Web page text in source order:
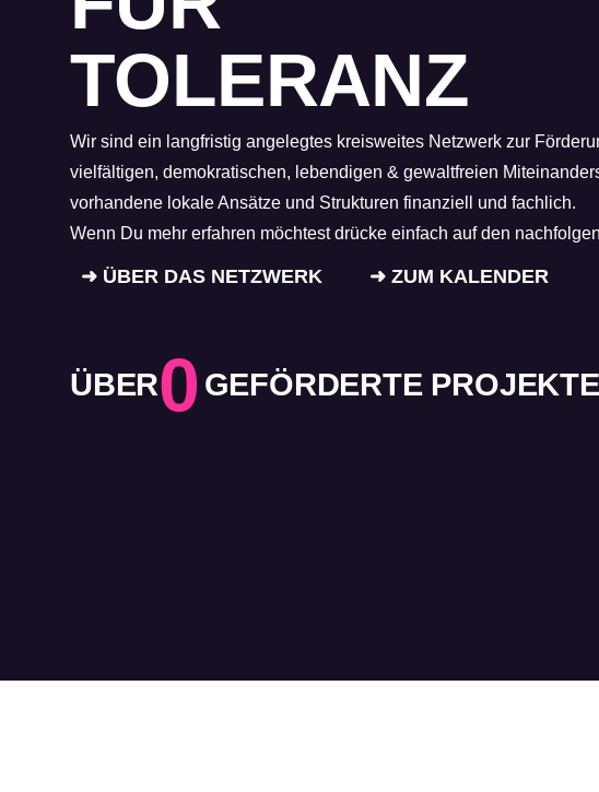
TOLERANZ
Wir sind ein langfristig angelegtes kreisweites Netzwerk zur
vielfältigen, demokratischen, lebendigen & gewaltfreien
vorhandene lokale Ansätze und Strukturen finanziell und fachlich.
Wenn Du mehr erfahren möchtest drücke einfach auf den
➜ ÜBER DAS NETZWERK ➜ ZUM KALENDER
ÜBER0 GEFÖRDERTE